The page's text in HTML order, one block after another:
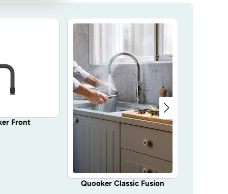
Front
Quooker Classic Fusion